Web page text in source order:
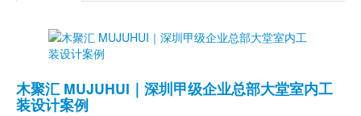
木聚汇 MUJUHUI｜深圳甲级企业总部大堂室内工
装设计案例